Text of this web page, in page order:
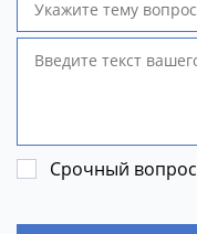
Срочный вопрос